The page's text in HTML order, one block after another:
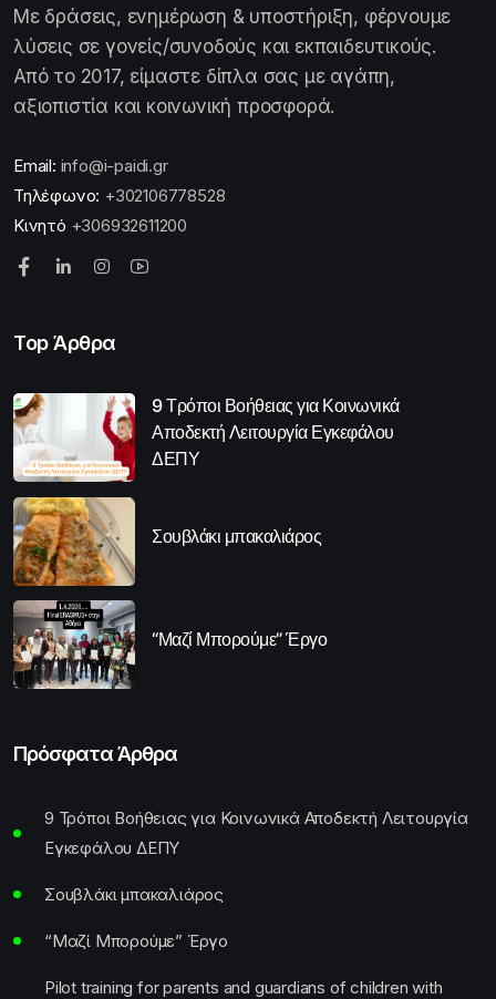
Με δράσεις, ενημέρωση & υποστήριξη, φέρνουμε
λύσεις σε γονείς/συνοδούς και εκπαιδευτικούς.
Από το 2017, είμαστε δίπλα σας με αγάπη,
αξιοπιστία και κοινωνική προσφορά.
Email: info@i-paidi.gr
Τηλέφωνο: +302106778528
Κινητό +306932611200
Top Άρθρα
9 Τρόποι Βοήθειας για Κοινωνικά
Αποδεκτή Λειτουργία Εγκεφάλου
ΔΕΠΥ
Σουβλάκι μπακαλιάρος
“Μαζί Μπορούμε” Έργο
Πρόσφατα Άρθρα
9 Τρόποι Βοήθειας για Κοινωνικά Αποδεκτή Λειτουργία
Εγκεφάλου ΔΕΠΥ
Σουβλάκι μπακαλιάρος
“Μαζί Μπορούμε” Έργο
Pilot training for parents and guardians of children with